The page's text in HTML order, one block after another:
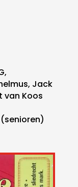
Jack
van Koos